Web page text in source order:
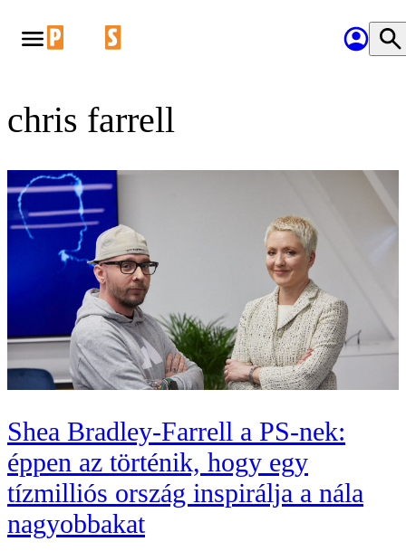
chris farrell
Shea Bradley-Farrell a PS-nek:
éppen az történik, hogy egy
tízmilliós ország inspirálja a nála
nagyobbakat